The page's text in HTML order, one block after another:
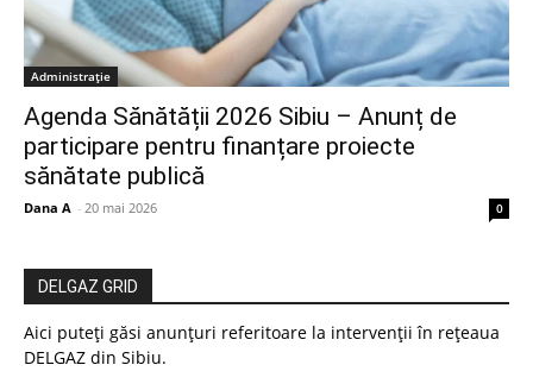
Administrație
Agenda Sănătății 2026 Sibiu – Anunț de
participare pentru finanțare proiecte
sănătate publică
Dana A - 20 mai 2026 0
DELGAZ GRID
Aici puteți găsi anunțuri referitoare la intervenții în rețeaua
DELGAZ din Sibiu.